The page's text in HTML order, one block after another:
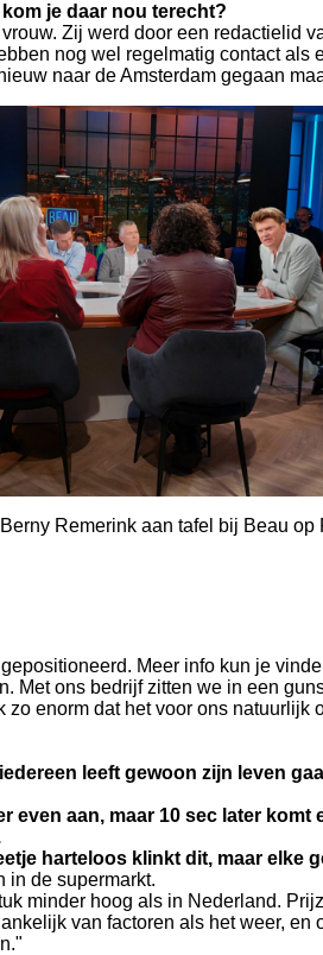
je daar nou terecht?
Zij werd door een redactielid
nog wel regelmatig contact
naar de Amsterdam gegaan
Remerink aan tafel bij Beau op
Meer info kun je
Met ons bedrijf zitten we in een
enorm dat het voor ons
leeft gewoon zijn leven
even aan, maar 10 sec later
harteloos klinkt dit, maar elke
in de supermarkt.
minder hoog als in Nederland.
van factoren als het weer,